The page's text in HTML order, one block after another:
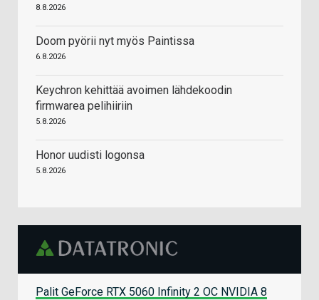
8.8.2026
Doom pyörii nyt myös Paintissa
6.8.2026
Keychron kehittää avoimen lähdekoodin
firmwarea pelihiiriin
5.8.2026
Honor uudisti logonsa
5.8.2026
Palit GeForce RTX 5060 Infinity 2 OC NVIDIA 8